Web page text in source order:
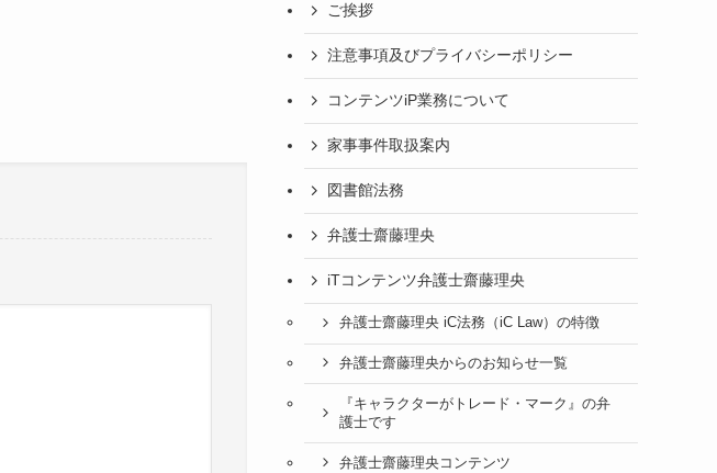
ご挨拶
注意事項及びプライバシーポリシー
コンテンツiP業務について
家事事件取扱案内
図書館法務
弁護士齋藤理央
iTコンテンツ弁護士齋藤理央
弁護士齋藤理央 iC法務（iC Law）の特徴
弁護士齋藤理央からのお知らせ一覧
『キャラクターがトレード・マーク』の弁
護士です
弁護士齋藤理央コンテンツ